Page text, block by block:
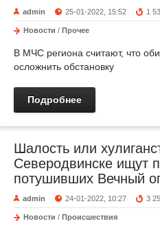
admin 25-01-2022, 15:52 1
Новости / Прочее
В МЧС региона считают, что
осложнить обстановку
Подробнее
Шалость или
Северодвинске ищут
потушивших Вечный
admin 24-01-2022, 10:27 3
Новости / Происшествия